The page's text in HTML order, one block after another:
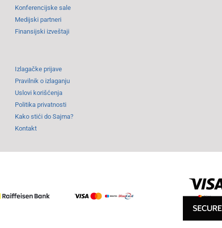
Konferencijske sale
Medijski partneri
Finansijski izveštaji
Izlagačke prijave
Pravilnik o izlaganju
Uslovi korišćenja
Politika privatnosti
Kako stići do Sajma?
Kontakt